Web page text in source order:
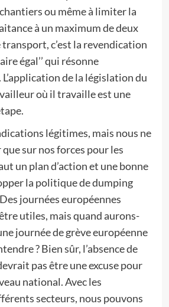
ou même à limiter la
à un maximum de deux
c’est la revendication
égal’’ qui résonne
de la législation du
où il travaille est une
légitimes, mais nous ne
sur nos forces pour les
un plan d’action et une bonne
la politique de dumping
journées européennes
utiles, mais quand aurons-
journée de grève européenne
? Bien sûr, l’absence de
pas être une excuse pour
national. Avec les
secteurs, nous pouvons